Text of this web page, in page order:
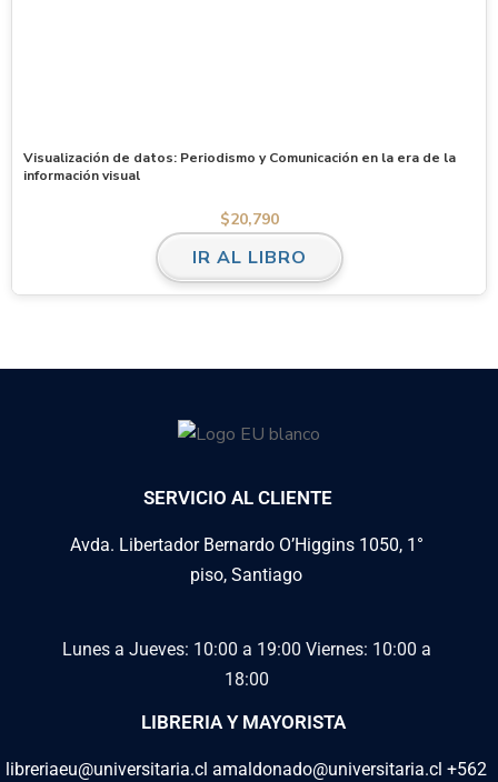
Visualización de datos: Periodismo y Comunicación en la era de la
información visual
$20,790
IR AL LIBRO
SERVICIO AL CLIENTE
Avda. Libertador Bernardo O’Higgins 1050, 1°
piso, Santiago
Lunes a Jueves: 10:00 a 19:00 Viernes: 10:00 a
18:00
LIBRERIA Y MAYORISTA
libreriaeu@universitaria.cl amaldonado@universitaria.cl +562